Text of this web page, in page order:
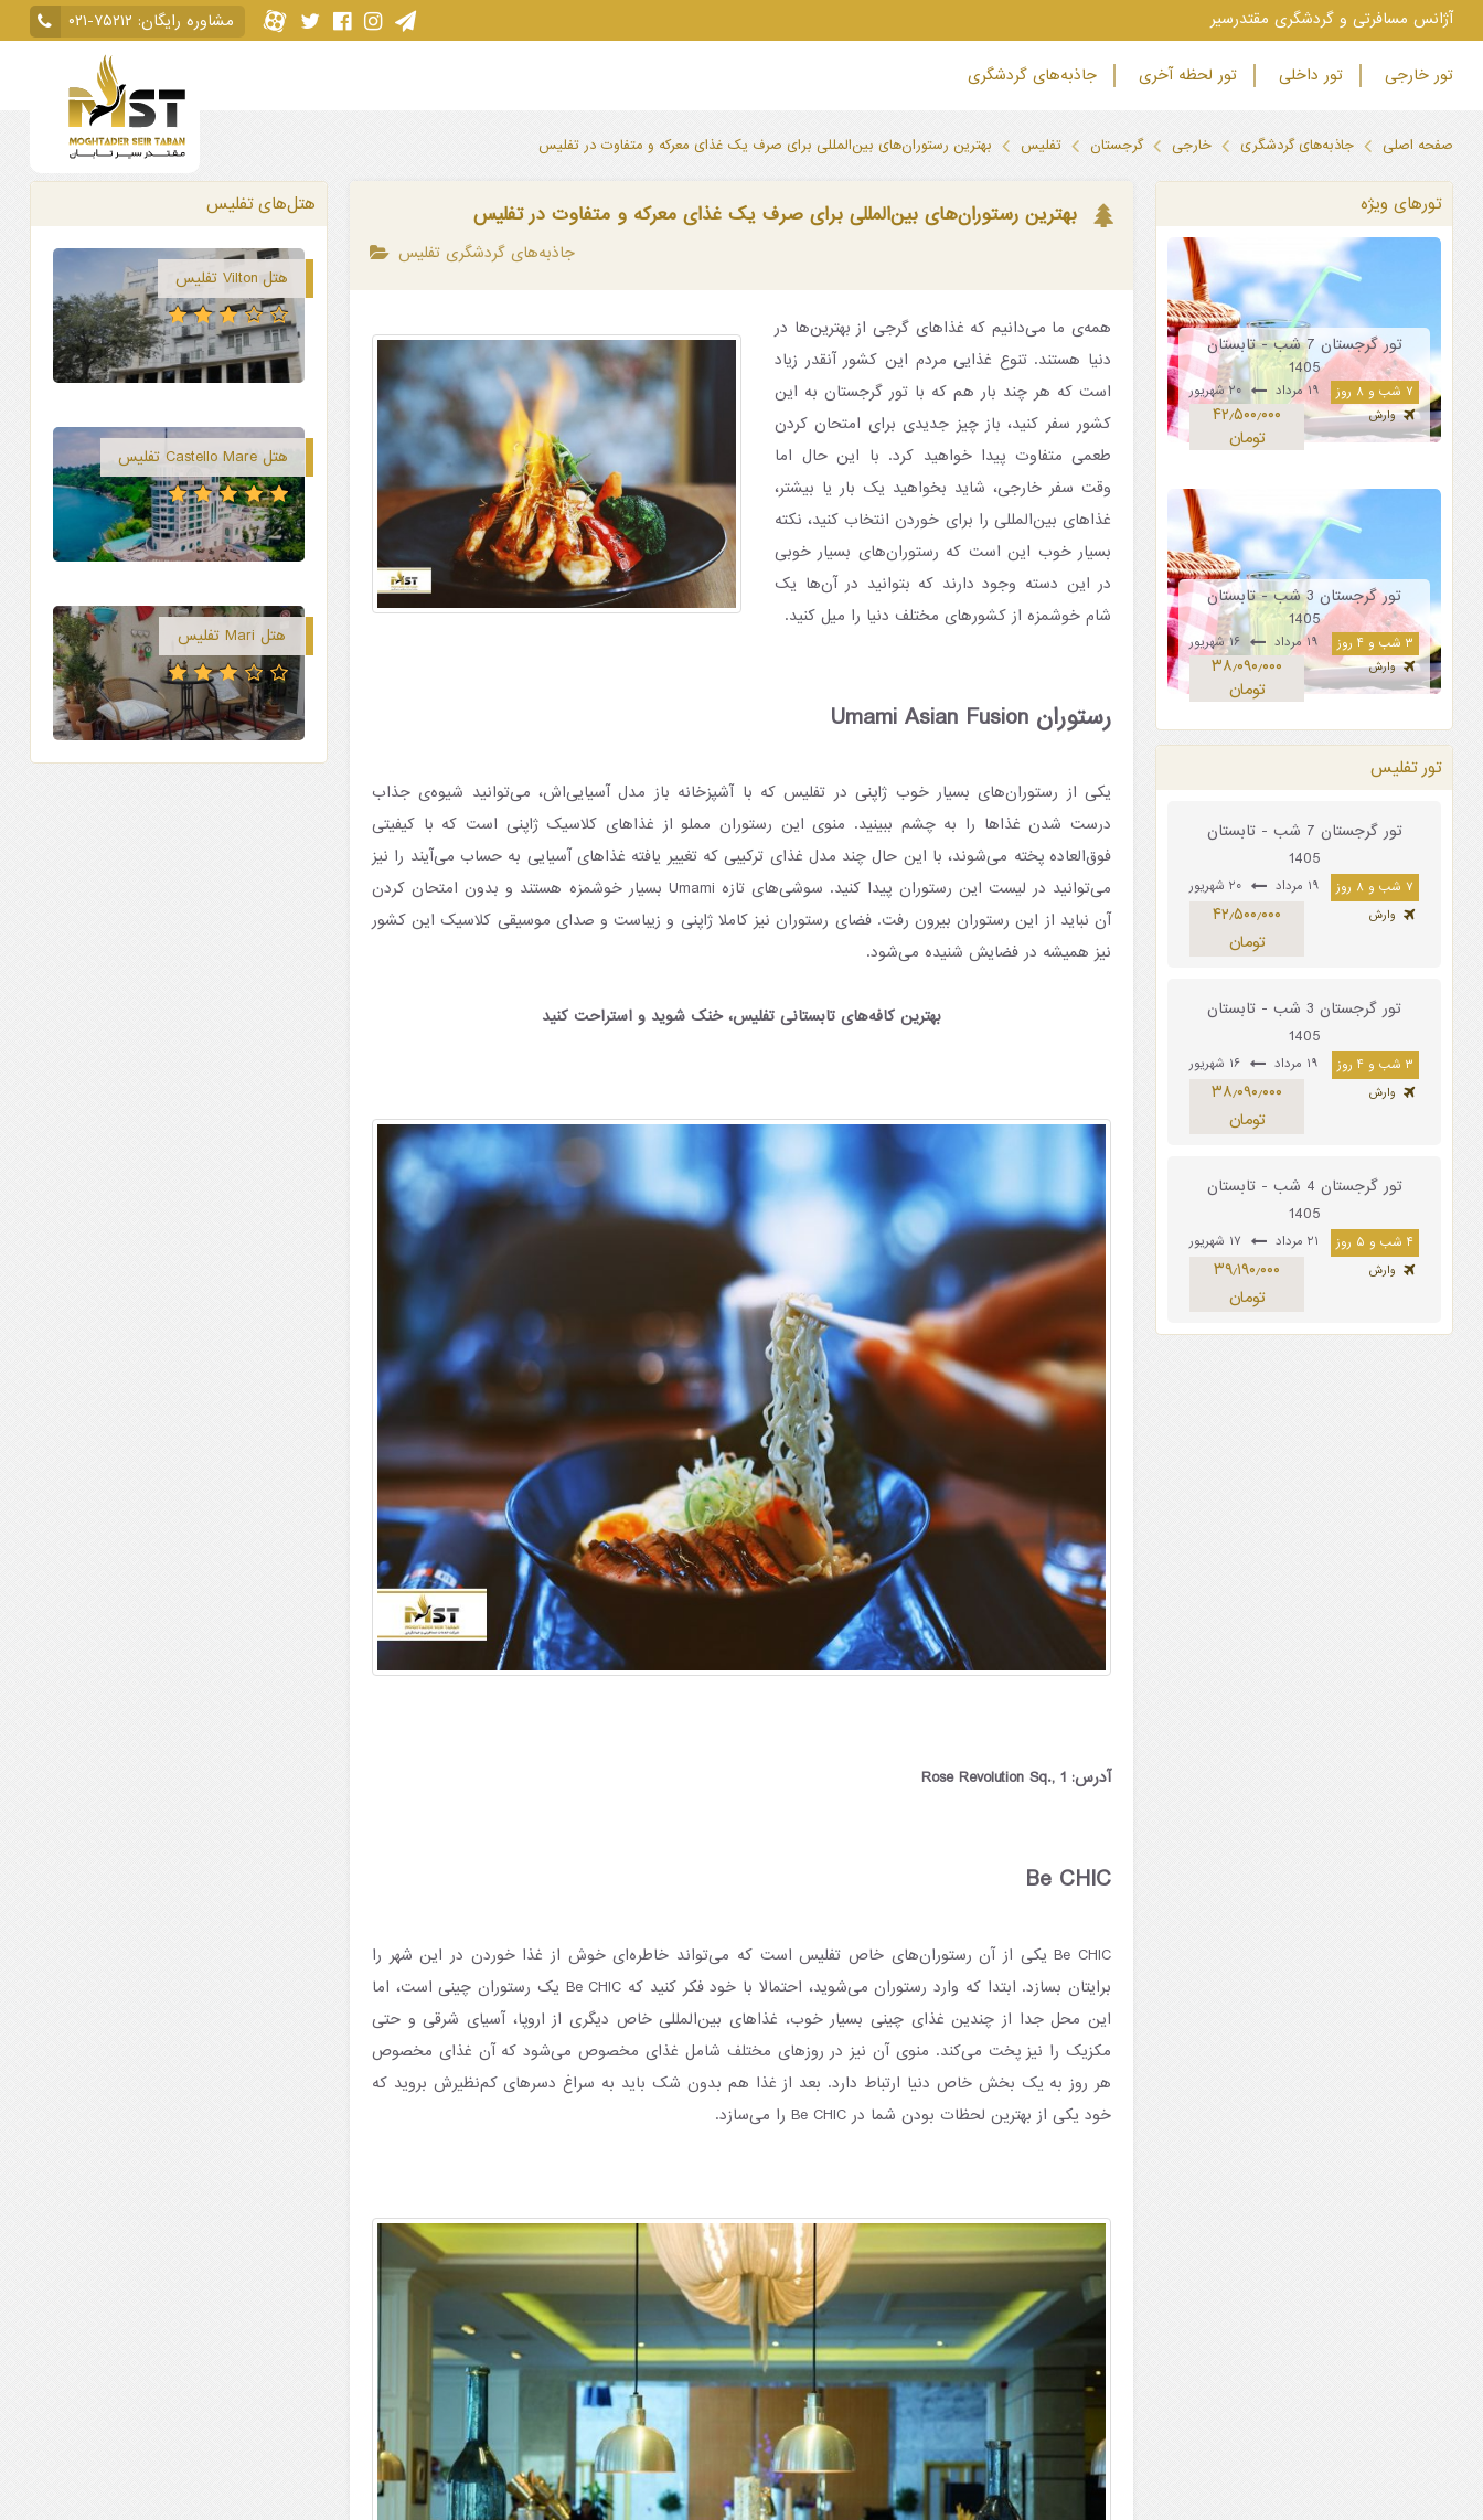
‫آژانس مسافرتی و گردشگری مقتدرسیر مشاوره رایگان: ۰۲۱-۷۵۲۱۲
تور خارجی تور داخلی تور لحظه آخری جاذبه‌های گردشگری
صفحه اصلی جاذبه‌های گردشگری خارجی گرجستان تفلیس بهترین رستوران‌های بین‌المللی برای صرف یک غذای معرکه و متفاوت در تفلیس
بهترین رستوران‌های بین‌المللی برای صرف یک غذای معرکه و متفاوت در تفلیس
جاذبه‌های گردشگری تفلیس
همه‌ی ما می‌دانیم که غذاهای گرجی از بهترین‌ها در
دنیا هستند. تنوع غذایی مردم این کشور آنقدر زیاد
است که هر چند بار هم که با تور گرجستان به این
کشور سفر کنید، باز چیز جدیدی برای امتحان کردن
طعمی متفاوت پیدا خواهید کرد. با این حال اما
وقت سفر خارجی، شاید بخواهید یک بار یا بیشتر،
غذاهای بین‌المللی را برای خوردن انتخاب کنید، نکته
بسیار خوب این است که رستوران‌های بسیار خوبی
در این دسته وجود دارند که بتوانید در آن‌ها یک
شام خوشمزه از کشورهای مختلف دنیا را میل کنید.
رستوران Umami Asian Fusion
یکی از رستوران‌های بسیار خوب ژاپنی در تفلیس که با آشپزخانه باز مدل آسیایی‌اش، می‌توانید شیوه‌ی جذاب
درست شدن غذاها را به چشم ببینید. منوی این رستوران مملو از غذاهای کلاسیک ژاپنی است که با کیفیتی
فوق‌العاده پخته می‌شوند، با این حال چند مدل غذای ترکیبی که تغییر یافته غذاهای آسیایی به حساب می‌آیند را نیز
می‌توانید در لیست این رستوران پیدا کنید. سوشی‌های تازه Umami بسیار خوشمزه هستند و بدون امتحان کردن
آن نباید از این رستوران بیرون رفت. فضای رستوران نیز کاملا ژاپنی و زیباست و صدای موسیقی کلاسیک این کشور
نیز همیشه در فضایش شنیده می‌شود.
بهترین کافه‌های تابستانی تفلیس، خنک شوید و استراحت کنید
آدرس: Rose Revolution Sq., 1
Be CHIC
Be CHIC یکی از آن رستوران‌های خاص تفلیس است که می‌تواند خاطره‌ای خوش از غذا خوردن در این شهر را
برایتان بسازد. ابتدا که وارد رستوران می‌شوید، احتمالا با خود فکر کنید که Be CHIC یک رستوران چینی است، اما
این محل جدا از چندین غذای چینی بسیار خوب، غذاهای بین‌المللی خاص دیگری از اروپا، آسیای شرقی و حتی
مکزیک را نیز پخت می‌کند. منوی آن نیز در روزهای مختلف شامل غذای مخصوص می‌شود که آن غذای مخصوص
هر روز به یک بخش خاص دنیا ارتباط دارد. بعد از غذا هم بدون شک باید به سراغ دسرهای کم‌نظیرش بروید که
خود یکی از بهترین لحظات بودن شما در Be CHIC را می‌سازد.
تورهای ویژه
تور گرجستان 7 شب - تابستان
1405
۷ شب و ۸ روز ۱۹ مرداد
وارش
۴۲٫۵۰۰٫۰۰۰
تومان
تور گرجستان 3 شب - تابستان
1405
۳ شب و ۴ روز ۱۹ مرداد
وارش
۳۸٫۰۹۰٫۰۰۰
تومان
تور تفلیس
تور گرجستان 7 شب - تابستان
1405
۷ شب و ۸ روز ۱۹ مرداد
وارش
۴۲٫۵۰۰٫۰۰۰
تومان
تور گرجستان 3 شب - تابستان
1405
۳ شب و ۴ روز ۱۹ مرداد
وارش
۳۸٫۰۹۰٫۰۰۰
تومان
تور گرجستان 4 شب - تابستان
1405
۴ شب و ۵ روز ۲۱ مرداد
وارش
۳۹٫۱۹۰٫۰۰۰
تومان
هتل‌های تفلیس
هتل Vilton تفلیس
هتل Castello Mare تفلیس
هتل Mari تفلیس